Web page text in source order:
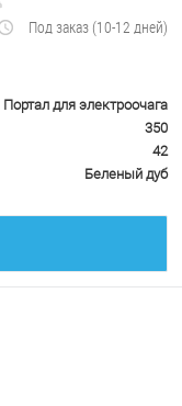
Под заказ (10-12 дней)
Портал для электроочага
350
42
Беленый дуб